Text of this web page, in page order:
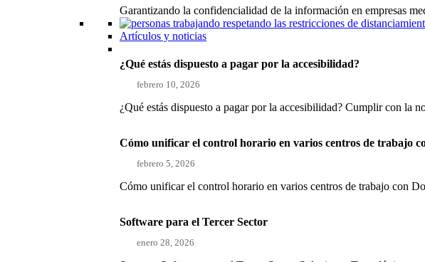
Garantizando la confidencialidad de la información en empresas
Artículos y noticias
¿Qué estás dispuesto a pagar por la accesibilidad?
febrero 10, 2026
¿Qué estás dispuesto a pagar por la accesibilidad? Cumplir con la
Cómo unificar el control horario en varios centros de trabajo
febrero 5, 2026
Cómo unificar el control horario en varios centros de trabajo con
Software para el Tercer Sector
enero 28, 2026